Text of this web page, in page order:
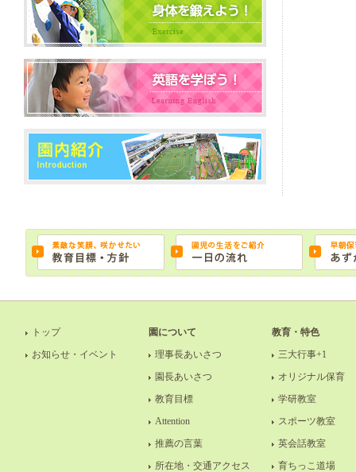
トップ
お知らせ・イベント
園について
理事長あいさつ
園長あいさつ
教育目標
Attention
推薦の言葉
所在地・交通アクセス
教育・特色
三大行事+1
オリジナル保育
学研教室
スポーツ教室
英会話教室
育ちっこ道場